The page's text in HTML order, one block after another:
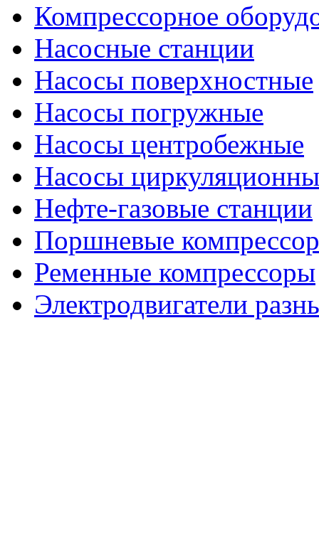
Компрессорное
Насосные станции
Насосы поверхностные
Насосы погружные
Насосы центробежные
Насосы
Нефте-газовые станции
Поршневые
Ременные компрессоры
Электродвигатели